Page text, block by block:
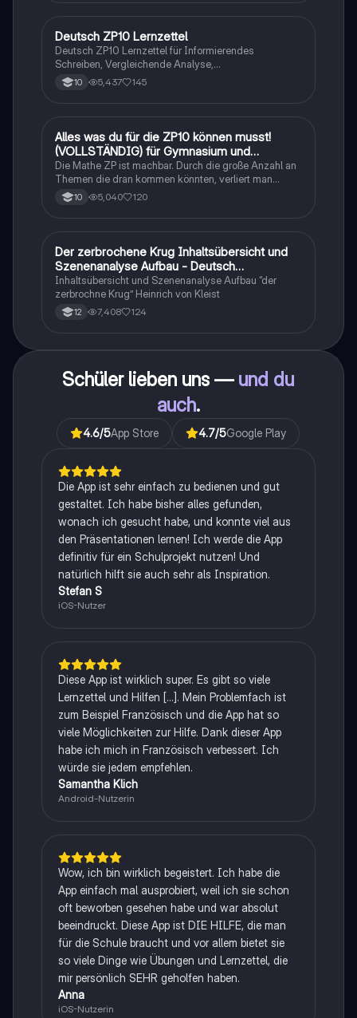
Deutsch
Deutsch ZP10 Lernzettel
Deutsch ZP10 Lernzettel für Informierendes
Schreiben, Vergleichende Analyse,
Sachtexte/Roman/Gedicht..
10 5,437 145
Mathe
Alles was du für die ZP10 können musst!
(VOLLSTÄNDIG) für Gymnasium und
Realschule
Die Mathe ZP ist machbar. Durch die große Anzahl an
Themen die dran kommen könnten, verliert man
schnell den Überblick. Also habe ich von den kleinsten
Themen bis hin zu den größten alles
10 5,040 120
Deutsch
Der zerbrochene Krug Inhaltsübersicht und
Szenenanalyse Aufbau - Deutsch
Q1/Q2/Abitur
Inhaltsübersicht und Szenenanalyse Aufbau “der
zerbrochne Krug” Heinrich von Kleist
12 7,408 124
Schüler lieben uns — und du
auch.
4.6/5App Store 4.7/5Google Play
Die App ist sehr einfach zu bedienen und gut
gestaltet. Ich habe bisher alles gefunden,
wonach ich gesucht habe, und konnte viel aus
den Präsentationen lernen! Ich werde die App
definitiv für ein Schulprojekt nutzen! Und
natürlich hilft sie auch sehr als Inspiration.
Stefan S
iOS-Nutzer
Diese App ist wirklich super. Es gibt so viele
Lernzettel und Hilfen [...]. Mein Problemfach ist
zum Beispiel Französisch und die App hat so
viele Möglichkeiten zur Hilfe. Dank dieser App
habe ich mich in Französisch verbessert. Ich
würde sie jedem empfehlen.
Samantha Klich
Android-Nutzerin
Wow, ich bin wirklich begeistert. Ich habe die
App einfach mal ausprobiert, weil ich sie schon
oft beworben gesehen habe und war absolut
beeindruckt. Diese App ist DIE HILFE, die man
für die Schule braucht und vor allem bietet sie
so viele Dinge wie Übungen und Lernzettel, die
mir persönlich SEHR geholfen haben.
Anna
iOS-Nutzerin